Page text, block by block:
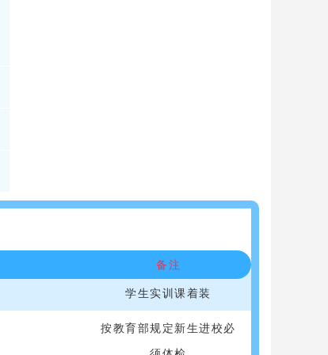
备注
学生实训课着装
按教育部规定新生进校必